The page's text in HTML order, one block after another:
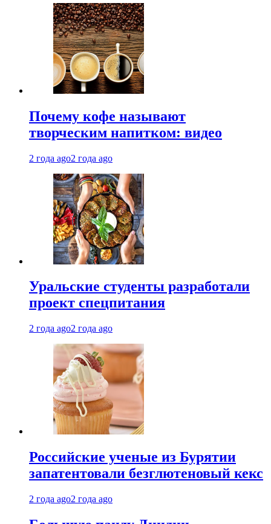
Почему кофе называют
творческим напитком: видео
2 года ago2 года ago
Уральские студенты разработали
проект спецпитания
2 года ago2 года ago
Российские ученые из Бурятии
запатентовали безглютеновый кекс
2 года ago2 года ago